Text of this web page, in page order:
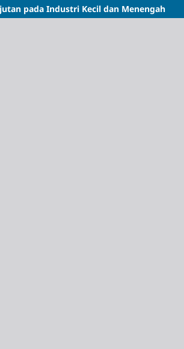
pada Industri Kecil dan Menengah